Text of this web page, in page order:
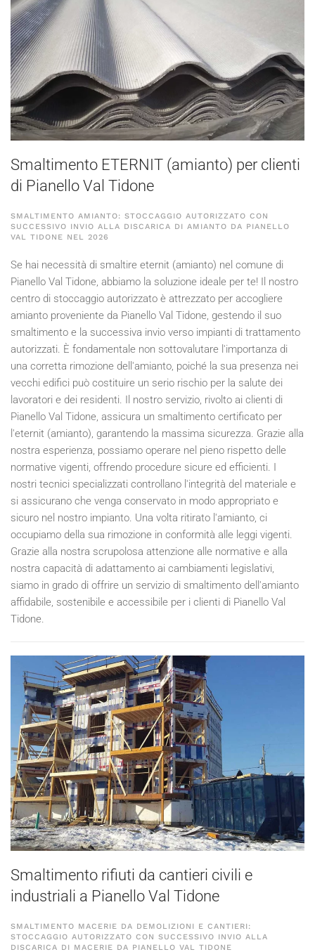
Smaltimento ETERNIT (amianto) per clienti
di Pianello Val Tidone
SMALTIMENTO AMIANTO: STOCCAGGIO AUTORIZZATO CON
SUCCESSIVO INVIO ALLA DISCARICA DI AMIANTO DA PIANELLO
VAL TIDONE NEL 2026
Se hai necessità di smaltire eternit (amianto) nel comune di
Pianello Val Tidone, abbiamo la soluzione ideale per te! Il nostro
centro di stoccaggio autorizzato è attrezzato per accogliere
amianto proveniente da Pianello Val Tidone, gestendo il suo
smaltimento e la successiva invio verso impianti di trattamento
autorizzati. È fondamentale non sottovalutare l'importanza di
una corretta rimozione dell'amianto, poiché la sua presenza nei
vecchi edifici può costituire un serio rischio per la salute dei
lavoratori e dei residenti. Il nostro servizio, rivolto ai clienti di
Pianello Val Tidone, assicura un smaltimento certificato per
l'eternit (amianto), garantendo la massima sicurezza. Grazie alla
nostra esperienza, possiamo operare nel pieno rispetto delle
normative vigenti, offrendo procedure sicure ed efficienti. I
nostri tecnici specializzati controllano l'integrità del materiale e
si assicurano che venga conservato in modo appropriato e
sicuro nel nostro impianto. Una volta ritirato l'amianto, ci
occupiamo della sua rimozione in conformità alle leggi vigenti.
Grazie alla nostra scrupolosa attenzione alle normative e alla
nostra capacità di adattamento ai cambiamenti legislativi,
siamo in grado di offrire un servizio di smaltimento dell'amianto
affidabile, sostenibile e accessibile per i clienti di Pianello Val
Tidone.
Smaltimento rifiuti da cantieri civili e
industriali a Pianello Val Tidone
SMALTIMENTO MACERIE DA DEMOLIZIONI E CANTIERI:
STOCCAGGIO AUTORIZZATO CON SUCCESSIVO INVIO ALLA
DISCARICA DI MACERIE DA PIANELLO VAL TIDONE